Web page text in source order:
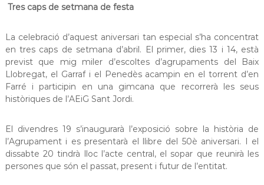
Tres caps de setmana de festa
La celebració d’aquest aniversari tan especial s’ha concentrat
en tres caps de setmana d’abril. El primer, dies 13 i 14, està
previst que mig miler d’escoltes d’agrupaments del Baix
Llobregat, el Garraf i el Penedès acampin en el torrent d’en
Farré i participin en una gimcana que recorrerà les seus
històriques de l’AEiG Sant Jordi.
El divendres 19 s’inaugurarà l’exposició sobre la història de
l’Agrupament i es presentarà el llibre del 50è aniversari. I el
dissabte 20 tindrà lloc l’acte central, el sopar que reunirà les
persones que són el passat, present i futur de l’entitat.